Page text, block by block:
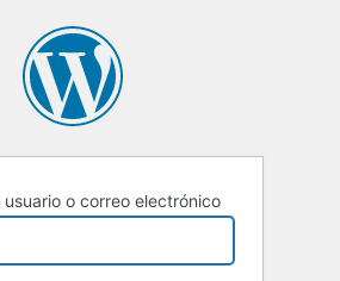
o correo electrónico